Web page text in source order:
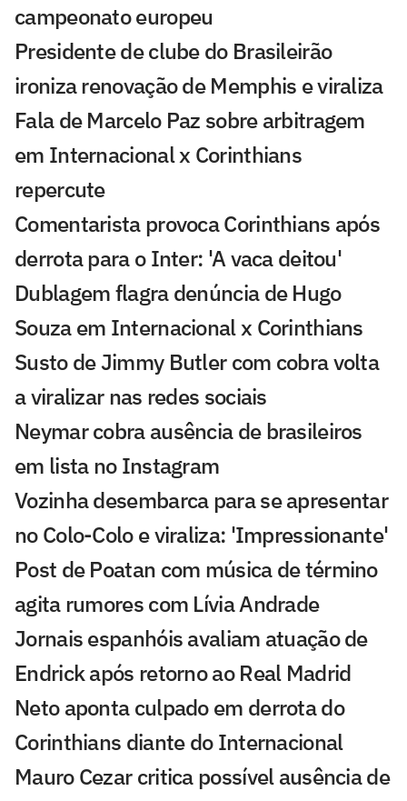
campeonato europeu
Presidente de clube do Brasileirão
ironiza renovação de Memphis e viraliza
Fala de Marcelo Paz sobre arbitragem
em Internacional x Corinthians
repercute
Comentarista provoca Corinthians após
derrota para o Inter: 'A vaca deitou'
Dublagem flagra denúncia de Hugo
Souza em Internacional x Corinthians
Susto de Jimmy Butler com cobra volta
a viralizar nas redes sociais
Neymar cobra ausência de brasileiros
em lista no Instagram
Vozinha desembarca para se apresentar
no Colo-Colo e viraliza: 'Impressionante'
Post de Poatan com música de término
agita rumores com Lívia Andrade
Jornais espanhóis avaliam atuação de
Endrick após retorno ao Real Madrid
Neto aponta culpado em derrota do
Corinthians diante do Internacional
Mauro Cezar critica possível ausência de